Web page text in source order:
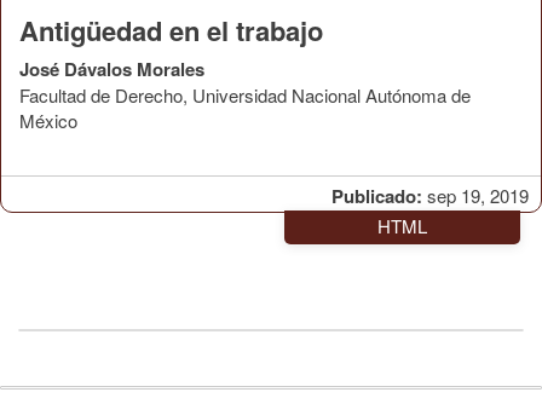
Publicado: sep 19, 2019
Antigüedad en el trabajo
José Dávalos Morales
Facultad de Derecho, Universidad Nacional Autónoma de
México
HTML